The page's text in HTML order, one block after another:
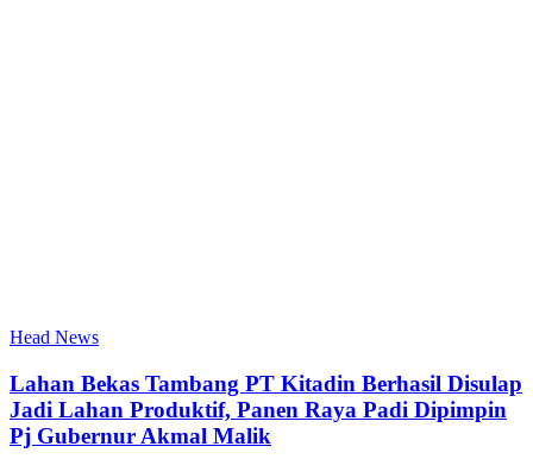
Head News
Lahan Bekas Tambang PT Kitadin Berhasil Disulap
Jadi Lahan Produktif, Panen Raya Padi Dipimpin
Pj Gubernur Akmal Malik